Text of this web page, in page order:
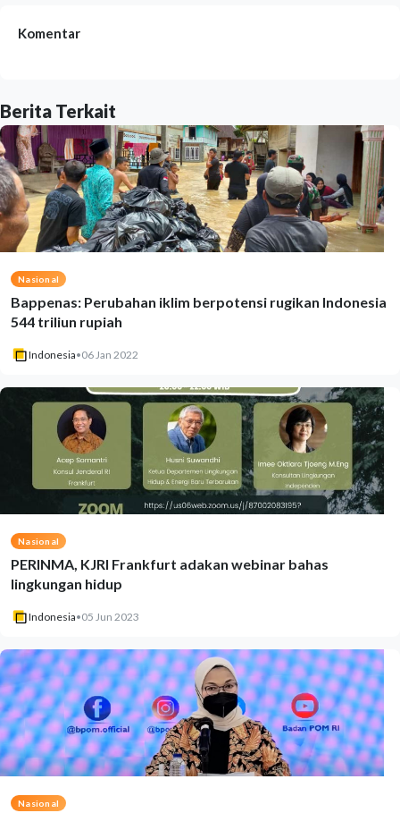
Komentar
Berita Terkait
Nasional
Bappenas: Perubahan iklim berpotensi rugikan Indonesia
544 triliun rupiah
Indonesia•06 Jan 2022
Nasional
PERINMA, KJRI Frankfurt adakan webinar bahas
lingkungan hidup
Indonesia•05 Jun 2023
Nasional